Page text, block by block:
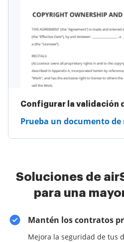
Configurar la validación
Prueba un documento
Soluciones de
para una
Mantén los contratos
Mejora la seguridad de tus